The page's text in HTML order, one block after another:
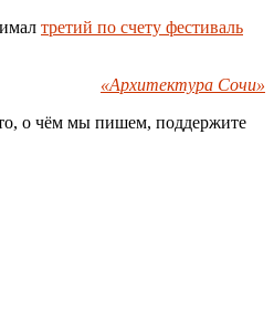
третий по счету фестиваль
«Архитектура Сочи»
о чём мы пишем, поддержите